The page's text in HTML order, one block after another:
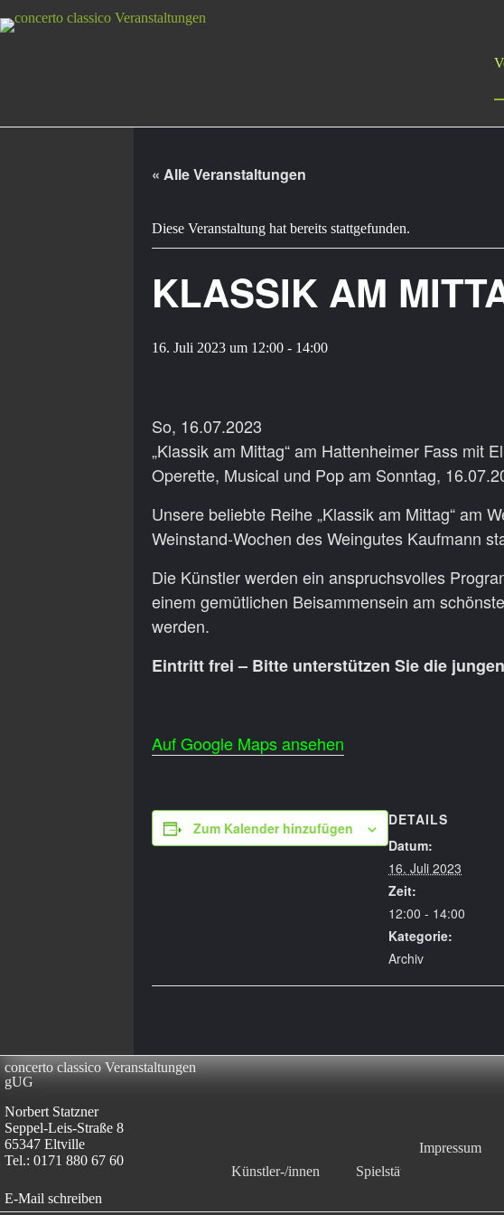
« Alle Veranstaltungen
Diese Veranstaltung hat bereits stattgefunden.
KLASSIK AM
16. Juli 2023 um 12:00 - 14:00
So, 16.07.2023
„Klassik am Mittag“ am Hattenheimer Fass mit
Operette, Musical und Pop am Sonntag,
Unsere beliebte Reihe „Klassik am Mittag“ am
Weinstand-Wochen des Weingutes Kaufmann
Die Künstler werden ein anspruchsvolles
einem gemütlichen Beisammensein am
werden.
Eintritt frei – Bitte unterstützen Sie die
Auf Google Maps ansehen
Zum Kalender hinzufügen
DETAILS
Datum:
16. Juli 2023
Zeit:
12:00 - 14:00
Kategorie:
Archiv
concerto classico Veranstaltungen
gUG
Norbert Statzner
Seppel-Leis-Straße 8
65347 Eltville
Tel.: 0171 880 67 60
E-Mail schreiben
Künstler-/innen Spielstätten
Impressum